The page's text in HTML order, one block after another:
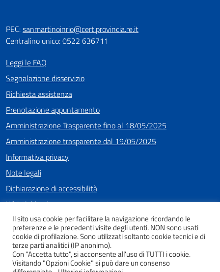
PEC:sanmartinoinrio@cert.provincia.re.it
Centralino unico: 0522 636711
Leggi le FAQ
Segnalazione disservizio
Richiesta assistenza
Prenotazione appuntamento
Amministrazione Trasparente fino al 18/05/2025
Amministrazione trasparente dal 19/05/2025
Informativa privacy
Note legali
Dichiarazione di accessibilità
Whistleblowing
SEGUICI SU
FacebookInstagramYoutube
Il sito usa cookie per facilitare la navigazione ricordando le
preferenze e le precedenti visite degli utenti. NON sono usati
cookie di profilazione. Sono utilizzati soltanto cookie tecnici e di
terze parti analitici (IP anonimo).
Con "Accetta tutto", si acconsente all'uso di TUTTI i cookie.
Visitando "Opzioni Cookie" si può dare un consenso